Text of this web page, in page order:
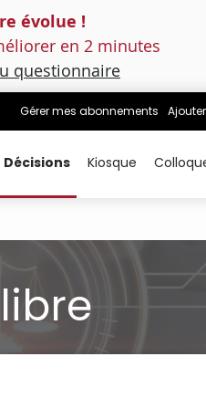
évolue !
en 2 minutes
questionnaire
Gérer mes abonnements
Décisions Kiosque